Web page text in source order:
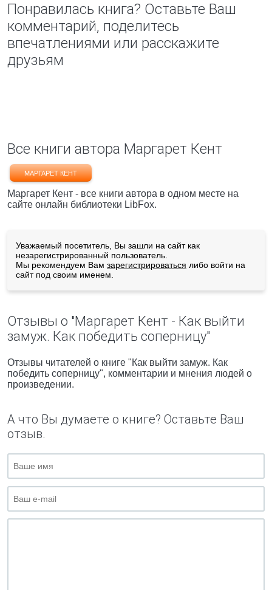
Понравилась книга? Оставьте Ваш
комментарий, поделитесь
впечатлениями или расскажите
друзьям
Все книги автора Маргарет Кент
МАРГАРЕТ КЕНТ
Маргарет Кент - все книги автора в одном месте на
сайте онлайн библиотеки LibFox.
Уважаемый посетитель, Вы зашли на сайт как
незарегистрированный пользователь.
Мы рекомендуем Вам зарегистрироваться либо войти на
сайт под своим именем.
Отзывы о "Маргарет Кент - Как выйти
замуж. Как победить соперницу"
Отзывы читателей о книге "Как выйти замуж. Как
победить соперницу", комментарии и мнения людей о
произведении.
А что Вы думаете о книге? Оставьте Ваш
отзыв.